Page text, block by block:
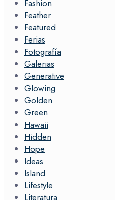
Fashion
Feather
Featured
Ferias
Fotografía
Galerias
Generative
Glowing
Golden
Green
Hawaii
Hidden
Hope
Ideas
Island
Lifestyle
Literatura